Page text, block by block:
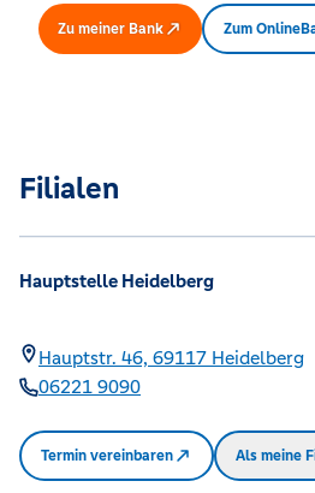
Zu meiner Bank Zum
Filialen
Hauptstelle Heidelberg
Hauptstr. 46, 69117 Heidelberg
06221 9090
Termin vereinbaren Als meine